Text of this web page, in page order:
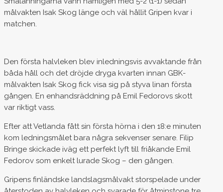
målvakten Isak Skog länge och väl hållit Gripen kvar i
matchen.
Den första halvleken blev inledningsvis avvaktande från
båda håll och det dröjde dryga kvarten innan GBK-
målvakten Isak Skog fick visa sig på styva linan första
gången. En enhandsräddning på Emil Fedorovs skott
var riktigt vass.
Efter att Vetlanda fått sin första hörna i den 18:e minuten
kom ledningsmålet bara några sekvenser senare. Filip
Bringe skickade iväg ett perfekt lyft till friåkande Emil
Fedorov som enkelt lurade Skog – den gången.
Gripens finländske landslagsmålvakt storspelade under